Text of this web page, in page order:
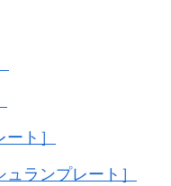
ト］
ランプレート］